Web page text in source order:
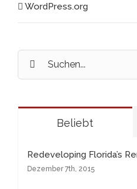
WordPress.org
Suche
nach:
Beliebt
Redeveloping Florida’s
Dezember 7th, 2015